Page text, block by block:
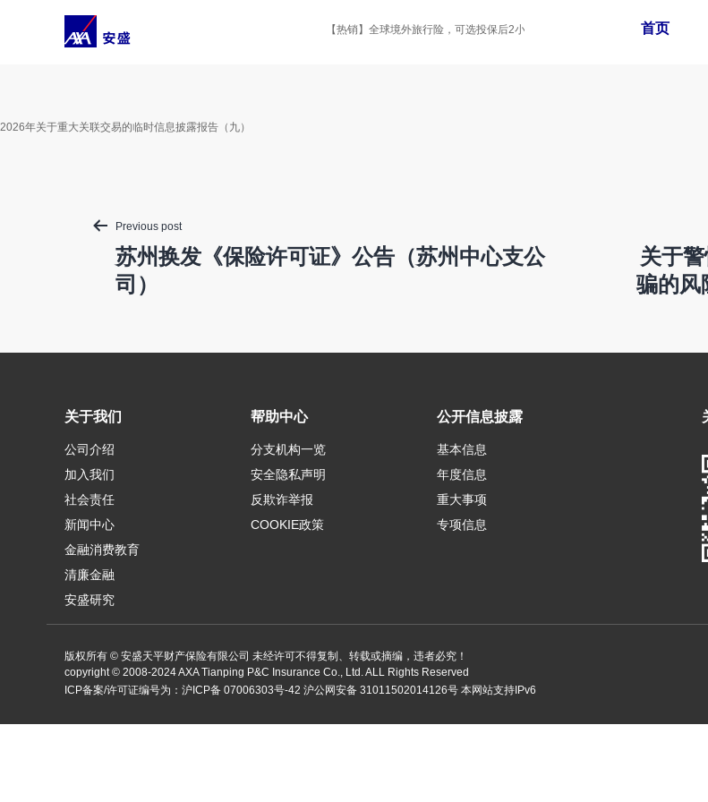
【热销】全球境外旅行险，可选投保后2小时生效，家庭拼团最高享8折首页
2026年关于重大关联交易的临时信息披露报告（九）
Post
navigation
Previous post
苏州换发《保险许可证》公告（苏州中心支公
司）
关于
骗的风
关于我们
公司介绍
加入我们
社会责任
新闻中心
金融消费教育
清廉金融
安盛研究
帮助中心
分支机构一览
安全隐私声明
反欺诈举报
COOKIE政策
公开信息披露
基本信息
年度信息
重大事项
专项信息
版权所有 © 安盛天平财产保险有限公司 未经许可不得复制、转载或摘编，违者必究！
copyright © 2008-2024AXA Tianping P&C Insurance Co., Ltd. ALL Rights Reserved
ICP备案/许可证编号为： 沪ICP备 07006303号-42 沪公网安备 31011502014126号 本网站支持IPv6